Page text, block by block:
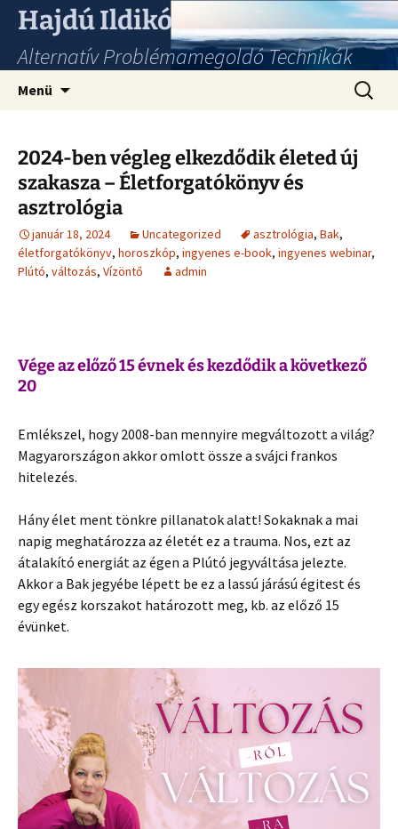
Hajdú Ildikó
Alternatív Problémamegoldó Technikák
Menü
2024-ben végleg elkezdődik életed új
szakasza – Életforgatókönyv és
asztrológia
január 18, 2024 Uncategorized asztrológia, Bak,
életforgatókönyv, horoszkóp, ingyenes e-book, ingyenes webinar,
Plútó, változás, Vízöntő admin
Vége az előző 15 évnek és kezdődik a következő
20
Emlékszel, hogy 2008-ban mennyire megváltozott a világ?
Magyarországon akkor omlott össze a svájci frankos
hitelezés.
Hány élet ment tönkre pillanatok alatt! Sokaknak a mai
napig meghatározza az életét ez a trauma. Nos, ezt az
átalakító energiát az égen a Plútó jegyváltása jelezte.
Akkor a Bak jegyébe lépett be ez a lassú járású égitest és
egy egész korszakot határozott meg, kb. az előző 15
évünket.